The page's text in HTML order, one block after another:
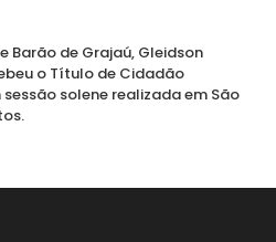
Barão de Grajaú, Gleidson
o Título de Cidadão
sessão solene realizada em São